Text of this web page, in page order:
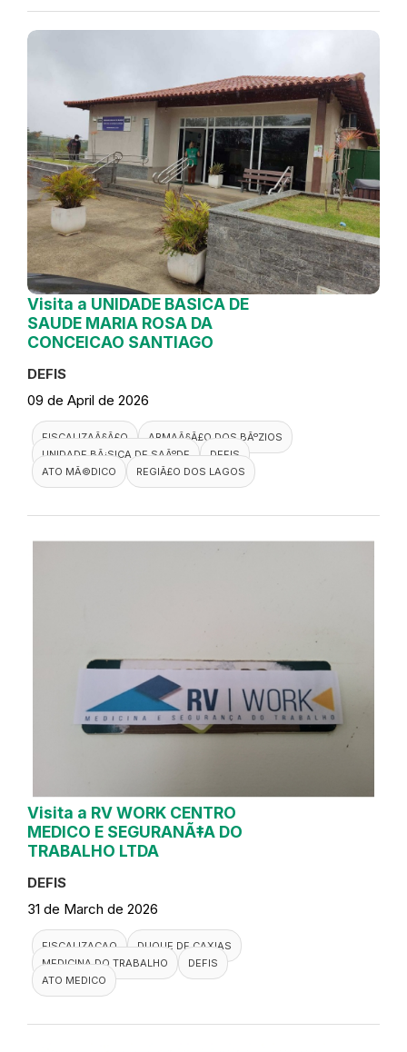
Visita a UNIDADE BASICA DE
SAUDE MARIA ROSA DA
CONCEICAO SANTIAGO
DEFIS
09 de April de 2026
FISCALIZAÃ§Ã£O
ARMAÃ§Ã£O DOS BÃºZIOS
UNIDADE BÃ¡SICA DE SAÃºDE
DEFIS
ATO MÃ©DICO
REGIÃ£O DOS LAGOS
Visita a RV WORK CENTRO
MEDICO E SEGURANÃ‡A DO
TRABALHO LTDA
DEFIS
31 de March de 2026
FISCALIZACAO
DUQUE DE CAXIAS
MEDICINA DO TRABALHO
DEFIS
ATO MEDICO